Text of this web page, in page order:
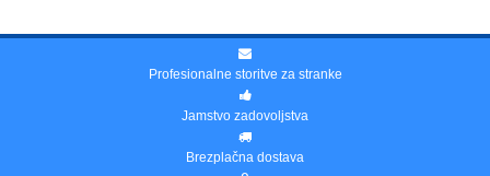
Profesionalne storitve za stranke
Jamstvo zadovoljstva
Brezplačna dostava